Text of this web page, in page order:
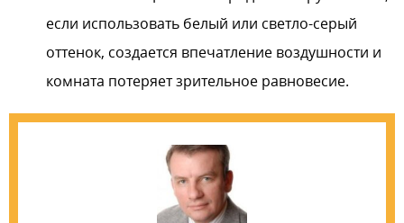
если использовать белый или светло-серый
оттенок, создается впечатление воздушности и
комната потеряет зрительное равновесие.